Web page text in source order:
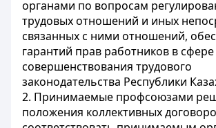
органами по вопросам
трудовых отношений и иных
связанных с ними отношений,
гарантий прав работников в сфере
совершенствования трудового
законодательства Республики
2. Принимаемые профсоюзами
положения коллективных